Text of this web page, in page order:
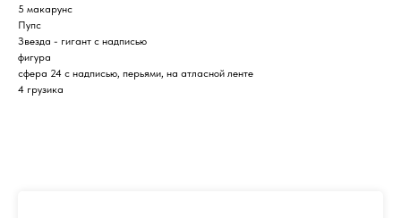
5 макарунс
Пупс
Звезда - гигант с надписью
фигура
сфера 24 с надписью, перьями, на атласной ленте
4 грузика